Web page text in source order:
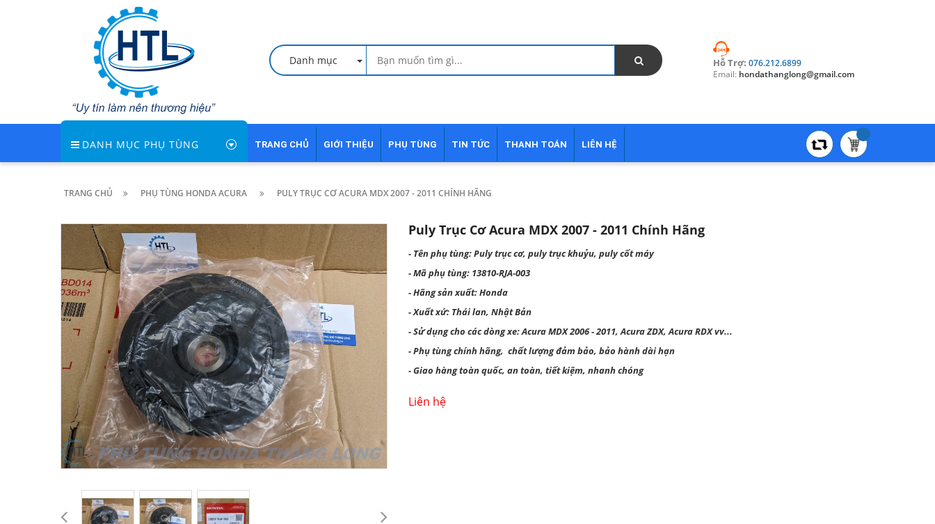
Danh mục Hỗ Trợ: 076.212.6899
Email: hondathanglong@gmail.com
DANH MỤC PHỤ TÙNG TRANG CHỦ GIỚI THIỆU PHỤ TÙNG TIN TỨC THANH TOÁN LIÊN HỆ
TRANG CHỦ PHỤ TÙNG HONDA ACURA PULY TRỤC CƠ ACURA MDX 2007 - 2011 CHÍNH HÃNG
Puly Trục Cơ Acura MDX 2007 - 2011 Chính Hãng
- Tên phụ tùng: Puly trục cơ, puly trục khuỷu, puly cốt máy
- Mã phụ tùng: 13810-RJA-003
- Hãng sản xuất: Honda
- Xuất xứ: Thái lan, Nhật Bản
- Sử dụng cho các dòng xe: Acura MDX 2006 - 2011, Acura ZDX, Acura RDX vv...
- Phụ tùng chính hãng, chất lượng đảm bảo, bảo hành dài hạn
- Giao hàng toàn quốc, an toàn, tiết kiệm, nhanh chóng
Liên hệ